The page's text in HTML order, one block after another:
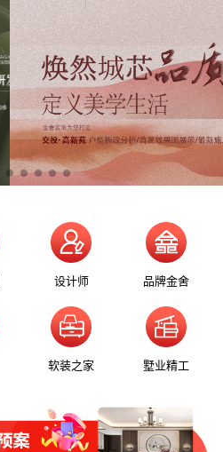
设计师 品牌金舍
软装之家 墅业精工